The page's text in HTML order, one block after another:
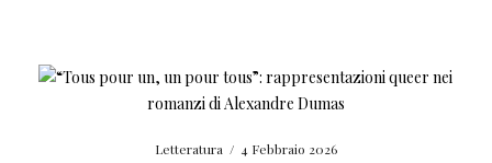
Letteratura / 4 Febbraio 2026